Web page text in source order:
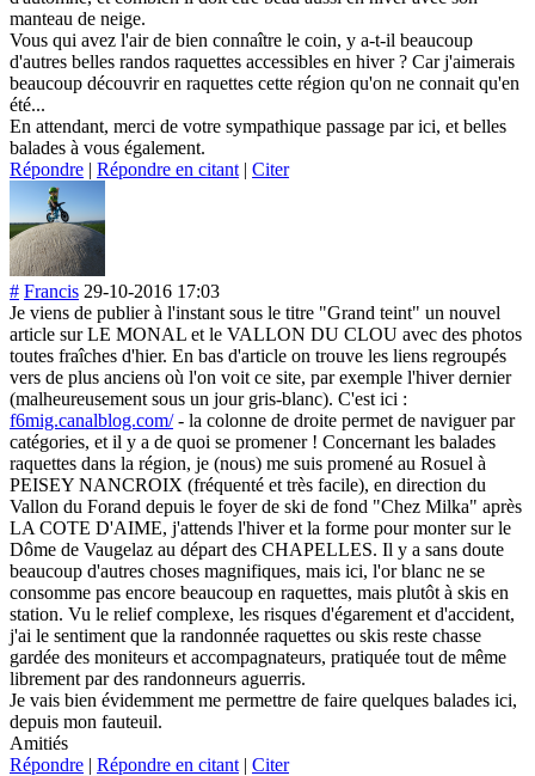
manteau de neige.
Vous qui avez l'air de bien connaître le coin, y a-t-il beaucoup
d'autres belles randos raquettes accessibles en hiver ? Car j'aimerais
beaucoup découvrir en raquettes cette région qu'on ne connait qu'en
été...
En attendant, merci de votre sympathique passage par ici, et belles
balades à vous également.
Répondre | Répondre en citant | Citer
# Francis 29-10-2016 17:03
Je viens de publier à l'instant sous le titre "Grand teint" un nouvel
article sur LE MONAL et le VALLON DU CLOU avec des photos
toutes fraîches d'hier. En bas d'article on trouve les liens regroupés
vers de plus anciens où l'on voit ce site, par exemple l'hiver dernier
(malheureusement sous un jour gris-blanc). C'est ici :
f6mig.canalblog.com/- la colonne de droite permet de naviguer par
catégories, et il y a de quoi se promener ! Concernant les balades
raquettes dans la région, je (nous) me suis promené au Rosuel à
PEISEY NANCROIX (fréquenté et très facile), en direction du
Vallon du Forand depuis le foyer de ski de fond "Chez Milka" après
LA COTE D'AIME, j'attends l'hiver et la forme pour monter sur le
Dôme de Vaugelaz au départ des CHAPELLES. Il y a sans doute
beaucoup d'autres choses magnifiques, mais ici, l'or blanc ne se
consomme pas encore beaucoup en raquettes, mais plutôt à skis en
station. Vu le relief complexe, les risques d'égarement et d'accident,
j'ai le sentiment que la randonnée raquettes ou skis reste chasse
gardée des moniteurs et accompagnateurs, pratiquée tout de même
librement par des randonneurs aguerris.
Je vais bien évidemment me permettre de faire quelques balades ici,
depuis mon fauteuil.
Amitiés
Répondre | Répondre en citant | Citer